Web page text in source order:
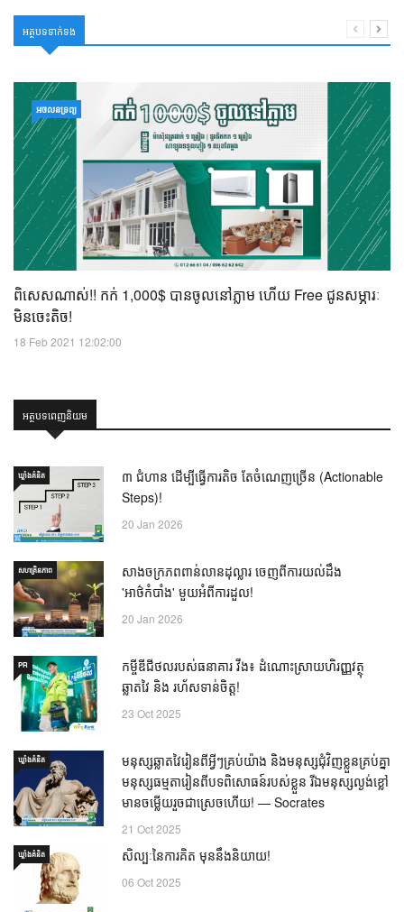
អត្ថបទទាក់ទង
អចលនទ្រព្យ
ពិសេសណាស់!! កក់ 1,000$ បានចូលនៅភ្លាម ហើយ Free ជូនសម្ភារៈ
មិនចេះតិច!
18 Feb 2021 12:02:00
អត្ថបទពេញនិយម
ឃ្លាំង​គំនិត
៣ ជំហាន ដើម្បីធ្វើការតិច តែចំណេញច្រើន (Actionable
Steps)!
20 Jan 2026
សហគ្រិនភាព
សាងចក្រភពពាន់លានដុល្លារ ចេញពីការយល់ដឹង
'អាថ៌កំបាំង' មួយអំពីការដួល!
20 Jan 2026
PR
កម្ចីឌីជីថលរបស់ធនាគារ វីង៖ ដំណោះស្រាយហិរញ្ញវត្ថុ
ឆ្លាតវៃ និង រហ័សទាន់ចិត្ត!
23 Oct 2025
ឃ្លាំង​គំនិត
មនុស្សឆ្លាតវៃរៀនពីអ្វីៗគ្រប់យ៉ាង និងមនុស្សជុំវិញខ្លួនគ្រប់គ្នា
មនុស្សធម្មតារៀនពីបទពិសោធន៍របស់ខ្លួន រីឯមនុស្សល្ងង់ខ្លៅ
មានចម្លើយរួចជាស្រេចហើយ! — Socrates
21 Oct 2025
ឃ្លាំង​គំនិត សិល្បៈនៃការគិត មុននឹងនិយាយ!
06 Oct 2025